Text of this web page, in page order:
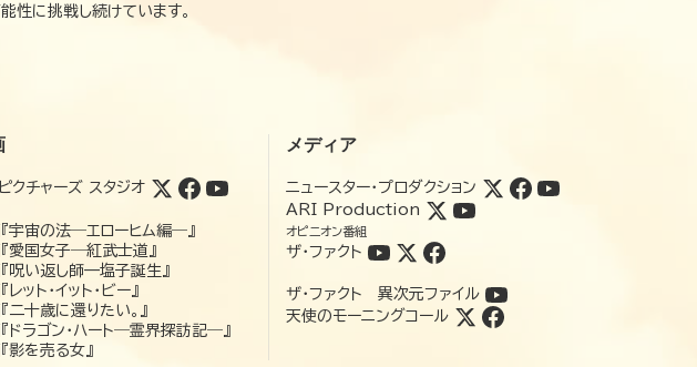
性に挑戦し続けています。
クチャーズ スタジオ
宇宙の法―エローヒム編―』
愛国女子―紅武士道』
呪い返し師—塩子誕生』
レット・イット・ビー』
二十歳に還りたい。』
ドラゴン・ハート―霊界探訪記―』
影を売る女』
メディア
ニュースター・プロダクション
ARI Production
オピニオン番組
ザ・ファクト
ザ・ファクト 異次元ファイル
天使のモーニングコール